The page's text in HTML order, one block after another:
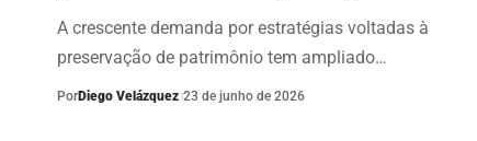
A crescente demanda por estratégias voltadas à
preservação de patrimônio tem ampliado…
PorDiego Velázquez 23 de junho de 2026